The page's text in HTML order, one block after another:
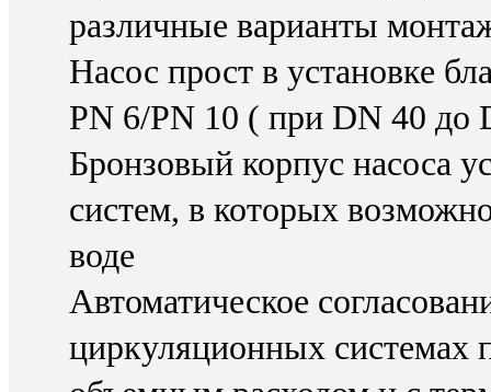
различные варианты
Насос прост в установке
PN 6/PN 10 ( при DN 40 до
Бронзовый корпус насоса
систем, в которых
воде
Автоматическое
циркуляционных системах